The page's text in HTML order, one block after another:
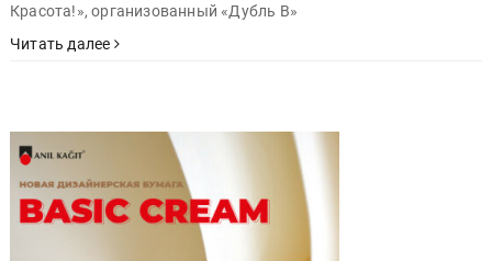
Красота!», организованный «Дубль В»
Читать далее